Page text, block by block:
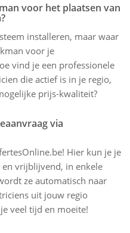
voor het plaatsen van
installeren, maar waar
voor je
vind je een professionele
die actief is in je regio,
prijs-kwaliteit?
via
Hier kun je je
vrijblijvend, in enkele
ze automatisch naar
uit jouw regio
veel tijd en moeite!